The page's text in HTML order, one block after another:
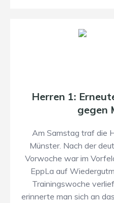
Herren 1:
gegen
Am Samstag traf die
Münster. Nach der
Vorwoche war im
EppLa auf
Trainingswoche
erinnerte man sich an